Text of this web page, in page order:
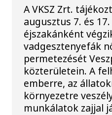
A VKSZ Zrt.
augusztus 7. és
éjszakánként
vadgesztenyefák
permetezését
közterületein. A
emberre, az
környezetre
munkálatok zajjal